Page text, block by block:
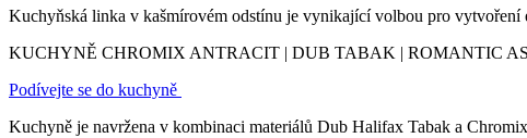
Kuchyňská linka v kašmírovém odstínu je vynikající volbou pro vytvoření
KUCHYNĚ CHROMIX ANTRACIT | DUB TABAK | ROMANTIC
Podívejte se do kuchyně
Kuchyně je navržena v kombinaci materiálů Dub Halifax Tabak a